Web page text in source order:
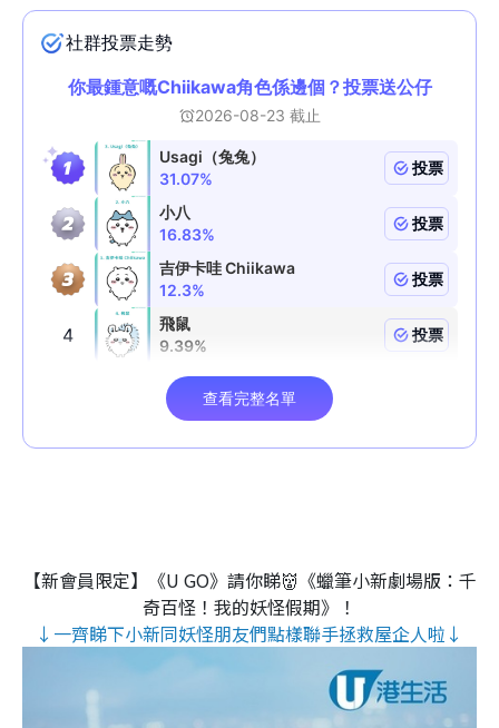
【新會員限定】《U GO》請你睇👹《蠟筆小新劇場版：千
奇百怪！我的妖怪假期》！
↓一齊睇下小新同妖怪朋友們點樣聯手拯救屋企人啦↓